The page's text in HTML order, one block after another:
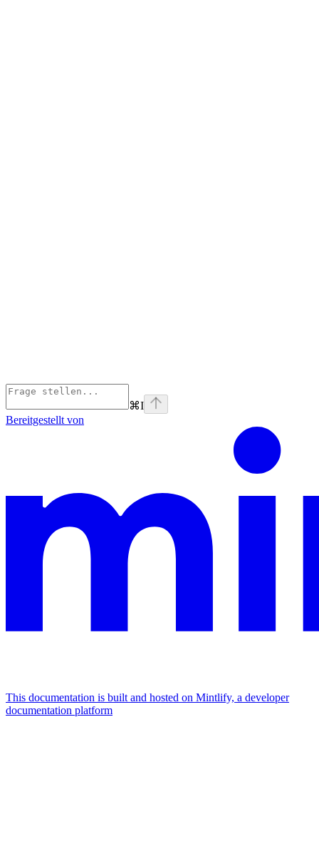
⌘I
Bereitgestellt von
This documentation is built and hosted on Mintlify, a developer
documentation platform